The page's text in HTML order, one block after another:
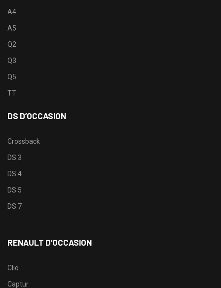
A4
A5
Q2
Q3
Q5
TT
DS D’OCCASION
Crossback
DS 3
DS 4
DS 5
DS 7
RENAULT D’OCCASION
Clio
Captur